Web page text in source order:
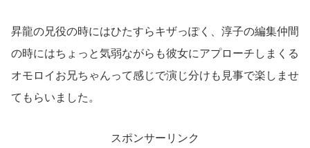
昇龍の兄役の時にはひたすらキザっぽく、淳子の編集仲間
の時にはちょっと気弱ながらも彼女にアプローチしまくる
オモロイお兄ちゃんって感じで演じ分けも見事で楽しませ
てもらいました。
スポンサーリンク